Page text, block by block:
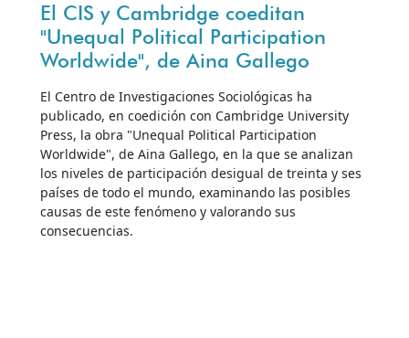
El CIS y Cambridge coeditan
"Unequal Political Participation
Worldwide", de Aina Gallego
El Centro de Investigaciones Sociológicas ha
publicado, en coedición con Cambridge University
Press, la obra "Unequal Political Participation
Worldwide", de Aina Gallego, en la que se analizan
los niveles de participación desigual de treinta y ses
países de todo el mundo, examinando las posibles
causas de este fenómeno y valorando sus
consecuencias.